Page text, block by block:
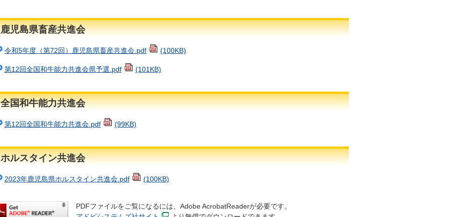
鹿児島県畜産共進会
令和5年度（第72回）鹿児島県畜産共進会.pdf (100KB)
第12回全国和牛能力共進会県予選.pdf (101KB)
全国和牛能力共進会
第12回全国和牛能力共進会.pdf (99KB)
ホルスタイン共進会
2023年鹿児島県ホルスタイン共進会.pdf (100KB)
PDFファイルをご覧になるには、Adobe AcrobatReaderが必要です。